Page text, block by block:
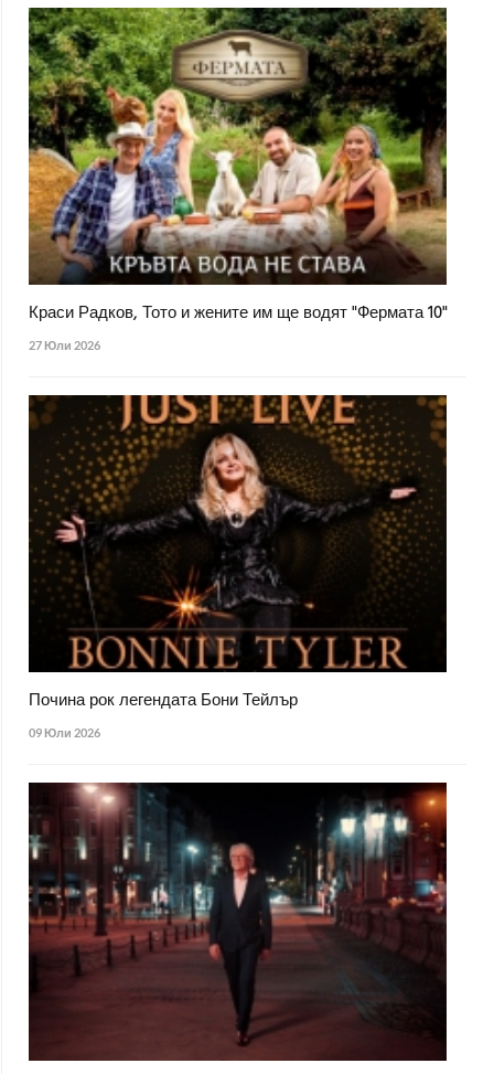
Краси Радков, Тото и жените им ще водят "Фермата 10"
27 Юли 2026
Почина рок легендата Бони Тейлър
09 Юли 2026